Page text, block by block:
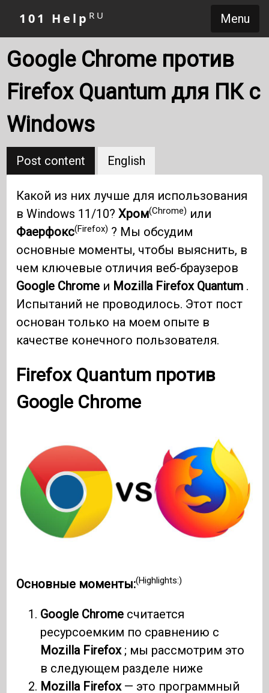
Menu
101 Help RU
Google Chrome против
Firefox Quantum для ПК с
Windows
Post content English
Какой из них лучше для использования
в Windows 11/10?Хром(Chrome) или
Фаерфокс(Firefox) ? Мы обсудим
основные моменты, чтобы выяснить, в
чем ключевые отличия веб-браузеров
Google Chrome и Mozilla Firefox Quantum .
Испытаний не проводилось. Этот пост
основан только на моем опыте в
качестве конечного пользователя.
Firefox Quantum против
Google Chrome
Основные моменты:(Highlights:)
Google Chrome считается
ресурсоемким по сравнению с
Mozilla Firefox; мы рассмотрим это
в следующем разделе ниже
Mozilla Firefox— это программный